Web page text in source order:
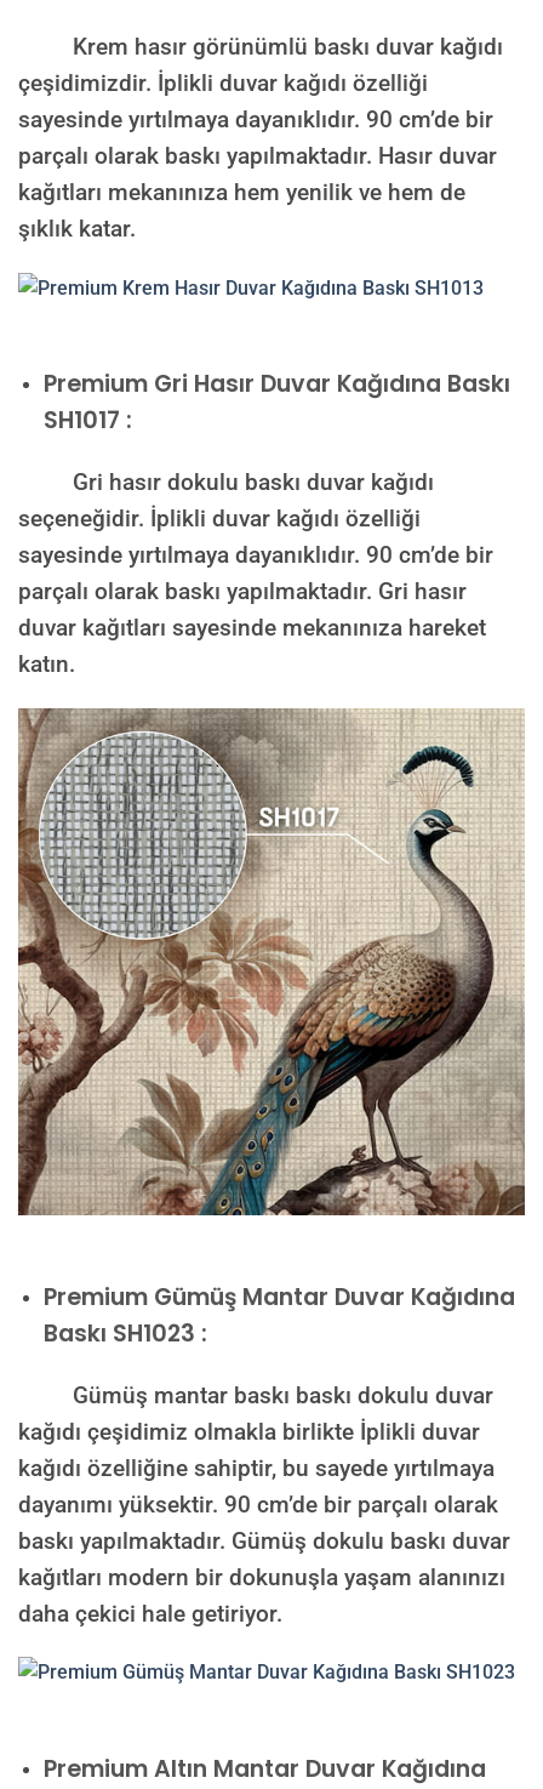
Krem hasır görünümlü baskı duvar kağıdı
çeşidimizdir. İplikli duvar kağıdı özelliği
sayesinde yırtılmaya dayanıklıdır. 90 cm’de bir
parçalı olarak baskı yapılmaktadır. Hasır duvar
kağıtları mekanınıza hem yenilik ve hem de
şıklık katar.
Premium Gri Hasır Duvar Kağıdına Baskı
SH1017 :
Gri hasır dokulu baskı duvar kağıdı
seçeneğidir. İplikli duvar kağıdı özelliği
sayesinde yırtılmaya dayanıklıdır. 90 cm’de bir
parçalı olarak baskı yapılmaktadır. Gri hasır
duvar kağıtları sayesinde mekanınıza hareket
katın.
Premium Gümüş Mantar Duvar Kağıdına
Baskı SH1023 :
Gümüş mantar baskı baskı dokulu duvar
kağıdı çeşidimiz olmakla birlikte İplikli duvar
kağıdı özelliğine sahiptir, bu sayede yırtılmaya
dayanımı yüksektir. 90 cm’de bir parçalı olarak
baskı yapılmaktadır. Gümüş dokulu baskı duvar
kağıtları modern bir dokunuşla yaşam alanınızı
daha çekici hale getiriyor.
PremiumAltın Mantar Duvar Kağıdına